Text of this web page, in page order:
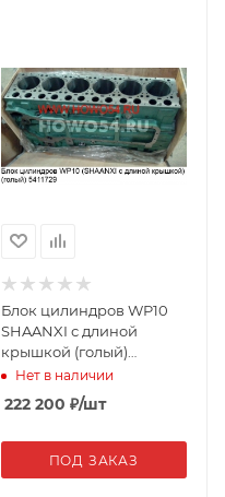
Блок цилиндров WP10
SHAANXI с длиной
крышкой (голый)
612600011729
Нет в наличии
222 200 ₽/шт
ПОД ЗАКАЗ